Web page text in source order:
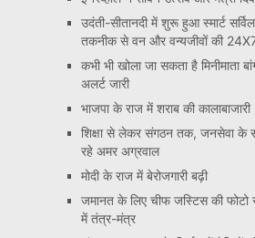
उदंती-सीतानदी में शुरू हुआ स्मार्ट
तकनीक से वन और वन्यजीवों की 24X7
कभी भी खोला जा सकता है मिनीमाता
अलर्ट जारी
भाजपा के राज में शराब की कालाबाजारी
शिक्षा से लेकर संगठन तक, जनसेवा के
रहे अमर अग्रवाल
मोदी के राज में बेरोजगारी बढ़ी
जमानत के लिए चीफ जस्टिस की फोटो
में तंत्र-मंत्र